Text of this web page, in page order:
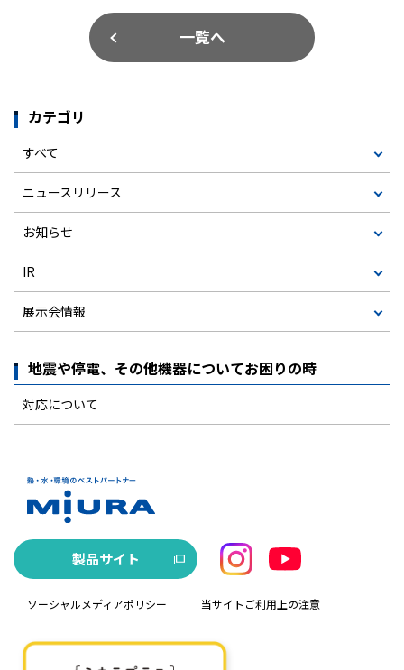
一覧へ
カテゴリ
すべて
ニュースリリース
お知らせ
IR
展示会情報
地震や停電、その他機器についてお困りの時
対応について
製品サイト
ソーシャルメディアポリシー 当サイトご利用上の注意